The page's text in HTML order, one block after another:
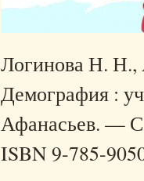
Логинова Н. Н.,
Демография :
Афанасьев. —
ISBN 9-785-